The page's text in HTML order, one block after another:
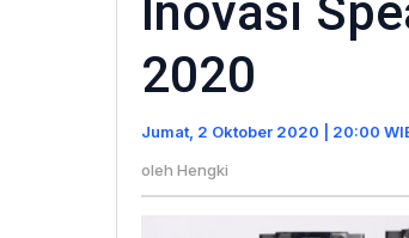
Inovasi
2020
Jumat, 2 Oktober 2020 | 20:00
oleh Hengki